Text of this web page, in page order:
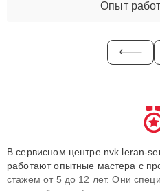
Опыт
В сервисном центре nvk.leran-
работают опытные мастера с
стажем от 5 до 12 лет. Они